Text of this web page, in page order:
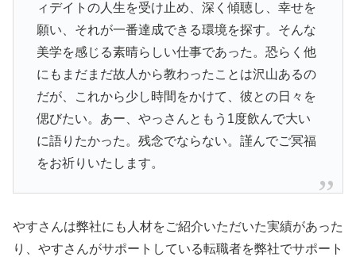
ィデイトの人生を受け止め、深く傾聴し、幸せを
願い、それが一番達成できる環境を探す。そんな
美学を感じる素晴らしい仕事であった。恐らく他
にもまだまだ故人から教わったことは沢山あるの
だが、これから少し時間をかけて、彼との日々を
偲びたい。あー、やっさんともう1度飲んで大い
に語りたかった。残念でならない。謹んでご冥福
をお祈りいたします。
やすさんは弊社にも人材をご紹介いただいた実績があった
り、やすさんがサポートしている転職者を弊社でサポート